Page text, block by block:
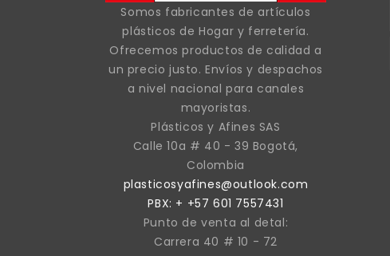
Somos fabricantes de artículos
plásticos de Hogar y ferretería.
Ofrecemos productos de calidad a
un precio justo. Envíos y despachos
a nivel nacional para canales
mayoristas.
Plásticos y Afines SAS
Calle 10a # 40 - 39 Bogotá,
Colombia
plasticosyafines@outlook.com
PBX: + +57 601 7557431
Punto de venta al detal:
Carrera 40 # 10 - 72